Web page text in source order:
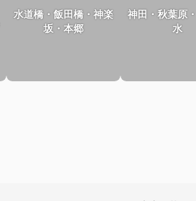
水道橋・飯田橋・神楽
坂・本郷
神田・秋葉原
水